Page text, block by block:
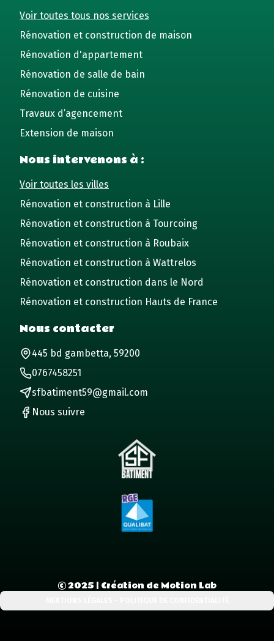
Voir toutes tous nos services
Rénovation et construction de maison
Rénovation d'appartement
Rénovation de salle de bain
Rénovation de cuisine
Travaux d’agencement
Extension de maison
Nous intervenons à :
Voir toutes les villes
Rénovation et construction à Lille
Rénovation et construction à Tourcoing
Rénovation et construction à Roubaix
Rénovation et construction à Wattrelos
Rénovation et construction dans le Nord
Rénovation et construction Hauts de France
Nous contacter
445 bd gambetta, 59200
0767458251
sfbatiment59@gmail.com
Nous suivre
©2025 | Création de Motion Lab